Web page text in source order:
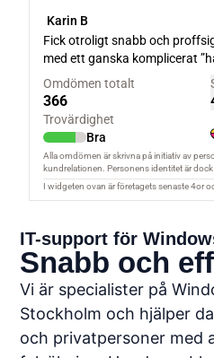
IT-support för
Snabb och
Vi är specialister på
Stockholm och hjälper
och privatpersoner med